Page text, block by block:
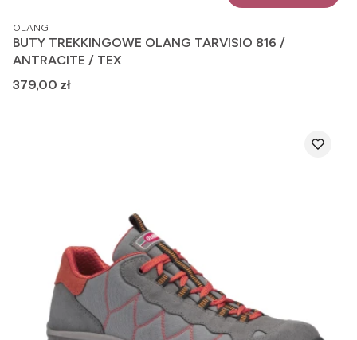
PRODUCENT
OLANG
BUTY TREKKINGOWE OLANG TARVISIO 816 /
ANTRACITE / TEX
Cena
379,00 zł